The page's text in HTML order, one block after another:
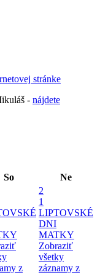
stránke
- nájdete
So Ne
z
2
1
LIPTOVSKÉ
DNI
MATKY
Zobraziť
všetky
záznamy z